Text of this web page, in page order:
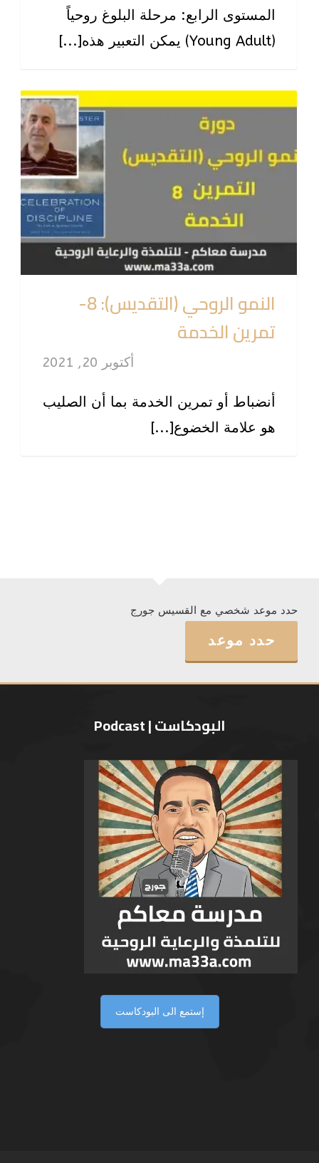
المستوى الرابع: مرحلة البلوغ روحياً
(Young Adult) يمكن التعبير هذه[...]
النمو الروحي (التقديس): 8-
تمرين الخدمة
أكتوبر 20, 2021
أنضباط أو تمرين الخدمة بما أن الصليب
هو علامة الخضوع[...]
حدد موعد شخصي مع القسيس جورج
حدد موعد
البودكاست | Podcast
إستمع الى البودكاست